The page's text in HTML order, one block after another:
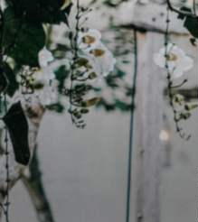
コ
ン
テ
ン
ツ
へ
ス
キ
ッ
プ